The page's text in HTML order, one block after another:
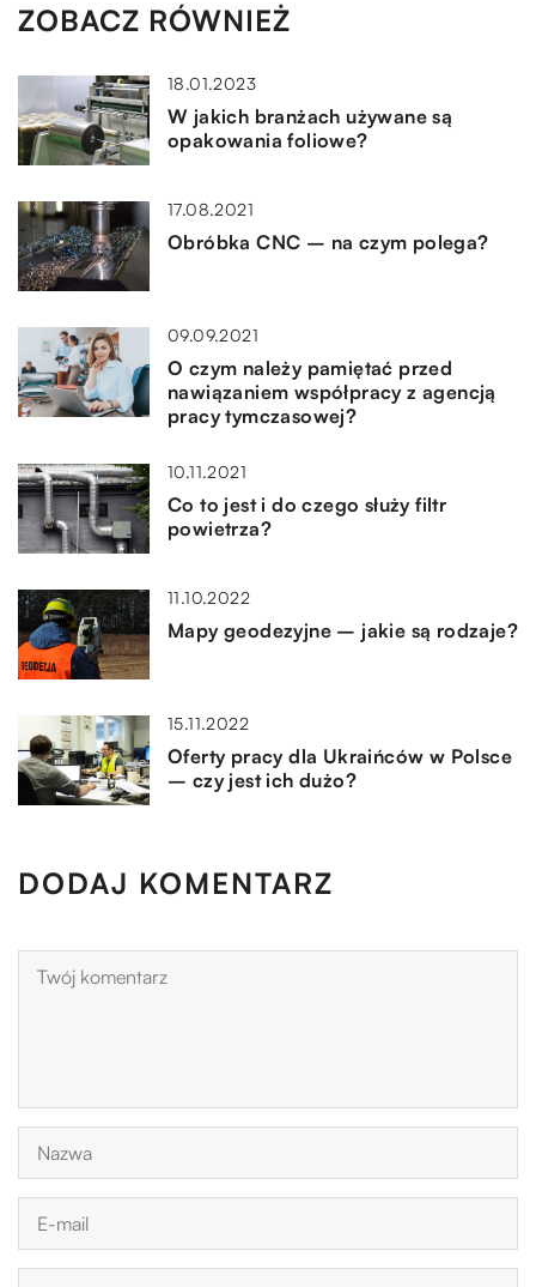
ZOBACZ RÓWNIEŻ
18.01.2023
W jakich branżach używane są
opakowania foliowe?
17.08.2021
Obróbka CNC – na czym polega?
09.09.2021
O czym należy pamiętać przed
nawiązaniem współpracy z agencją
pracy tymczasowej?
10.11.2021
Co to jest i do czego służy filtr
powietrza?
11.10.2022
Mapy geodezyjne – jakie są rodzaje?
15.11.2022
Oferty pracy dla Ukraińców w Polsce
– czy jest ich dużo?
DODAJ KOMENTARZ